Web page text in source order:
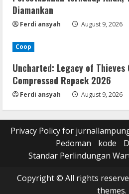
Diamankan
Ferdi ansyah August 9, 2026
Coop
Uncharted: Legacy of
Compressed Repack 2026
Ferdi ansyah August 9, 2026
Privacy Policy for
Pedoman
kode
Standar Perlindungan
Copyright © All rights
themes.